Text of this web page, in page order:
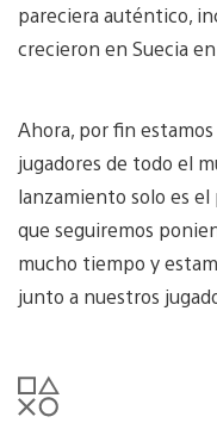
pareciera auténtico,
crecieron en Suecia en
Ahora, por fin
jugadores de todo el
lanzamiento solo es
que seguiremos
mucho tiempo y
junto a nuestros